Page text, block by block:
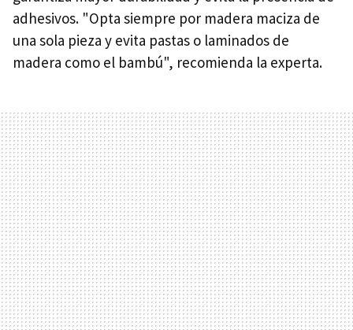
adhesivos. "Opta siempre por madera maciza de
una sola pieza y evita pastas o laminados de
madera como el bambú", recomienda la experta.